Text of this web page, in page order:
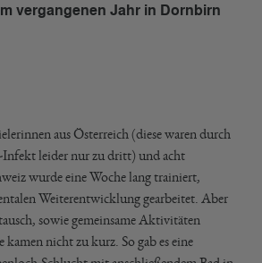
vergangenen Jahr in Dornbirn
aus Österreich (diese waren durch
Infekt leider nur zu dritt) und acht
wurde eine Woche lang trainiert,
Weiterentwicklung gearbeitet. Aber
sowie gemeinsame Aktivitäten
kamen nicht zu kurz. So gab es eine